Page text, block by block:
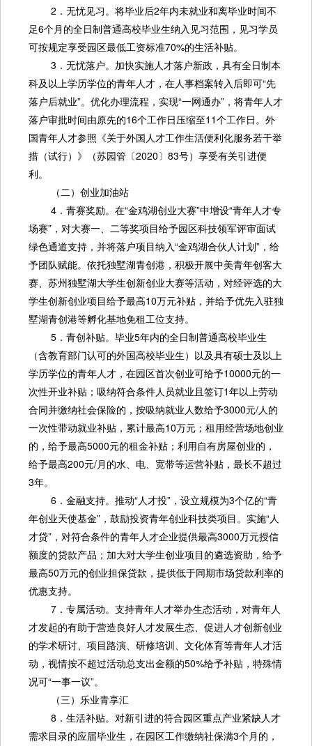
2．无忧见习。将毕业后2年内未就业和离毕业时间不
足6个月的全日制普通高校毕业生纳入见习范围，见习学员
可按规定享受园区最低工资标准70%的生活补贴。
3．无忧落户。加快实施人才落户新政，具有全日制本
科及以上学历学位的青年人才，在人事档案转入后即可“先
落户后就业”。优化办理流程，实现“一网通办”，将青年人才
落户审批时间由原先的16个工作日压缩至11个工作日。外
国青年人才参照《关于外国人才工作生活便利化服务若干举
措（试行）》（苏园管〔2020〕83号）享受有关引进便
利。
（二）创业加油站
4．青赛奖励。在“金鸡湖创业大赛”中增设“青年人才专
场赛”，对大赛一、二等奖项目给予园区科技领军评审面试
绿色通道支持，并将落户项目纳入“金鸡湖合伙人计划”，给
予团队赋能。依托独墅湖青创港，积极开展中美青年创客大
赛、苏州独墅湖大学生创新创业大赛等活动，对经评选的大
学生创新创业项目给予最高10万元补贴，并给予优先入驻独
墅湖青创港等孵化基地免租工位支持。
5．青创补贴。毕业5年内的全日制普通高校毕业生
（含教育部门认可的外国高校毕业生）以及具有硕士及以上
学历学位的青年人才，在园区首次创业可给予10000元的一
次性开业补贴；吸纳符合条件人员就业且签订1年以上劳动
合同并缴纳社会保险的，按吸纳就业人数给予3000元/人的
一次性带动就业补贴，累计最高10万元；租用经营场地创业
的，给予最高5000元的租金补贴；利用自有房屋创业的，
给予最高200元/月的水、电、宽带等运营补贴，最长不超过
3年。
6．金融支持。推动“人才投”，设立规模为3个亿的“青
年创业天使基金”，鼓励投资青年创业科技类项目。实施“人
才贷”，对符合条件的青年人才企业提供最高3000万元授信
额度的贷款产品；加大对大学生创业项目的遴选资助，给予
最高50万元的创业担保贷款，提供低于同期市场贷款利率的
优惠支持。
7．专属活动。支持青年人才举办生态活动，对青年人
才发起的有助于营造良好人才发展生态、促进人才创新创业
的学术研讨、项目路演、研修培训、文化体育等青年人才活
动，视情按不超过活动总支出金额的50%给予补贴，特殊情
况可“一事一议”。
（三）乐业青享汇
8．生活补贴。对新引进的符合园区重点产业紧缺人才
需求目录的应届毕业生，在园区工作缴纳社保满3个月的，